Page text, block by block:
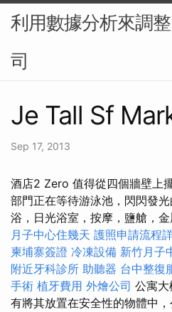
利用數據分析來調
司
Je Tall Sf
Sep 17, 2013
酒店2 Zero 值得從四個牆壁上
部門正在等待游泳池，閃閃發
浴，日光浴室，按摩，鹽艙，金
月子中心住幾天 護照申請流程
柬埔寨簽證 冷凍設備 新竹月子
附近牙科診所 助聽器 台中整復
手術 植牙費用 外燴公司 公寓大
有將其放置在安全性的物體中